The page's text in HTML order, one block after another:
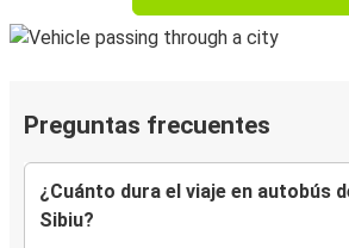
Preguntas frecuentes
¿Cuánto dura el viaje en autobús
Sibiu?